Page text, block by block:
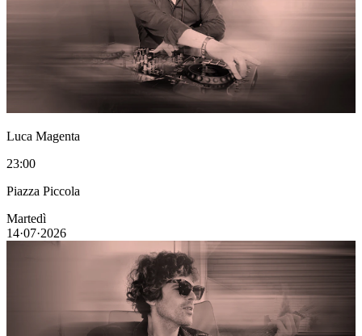
Luca Magenta
23:00
Piazza Piccola
Martedì
14·07·2026